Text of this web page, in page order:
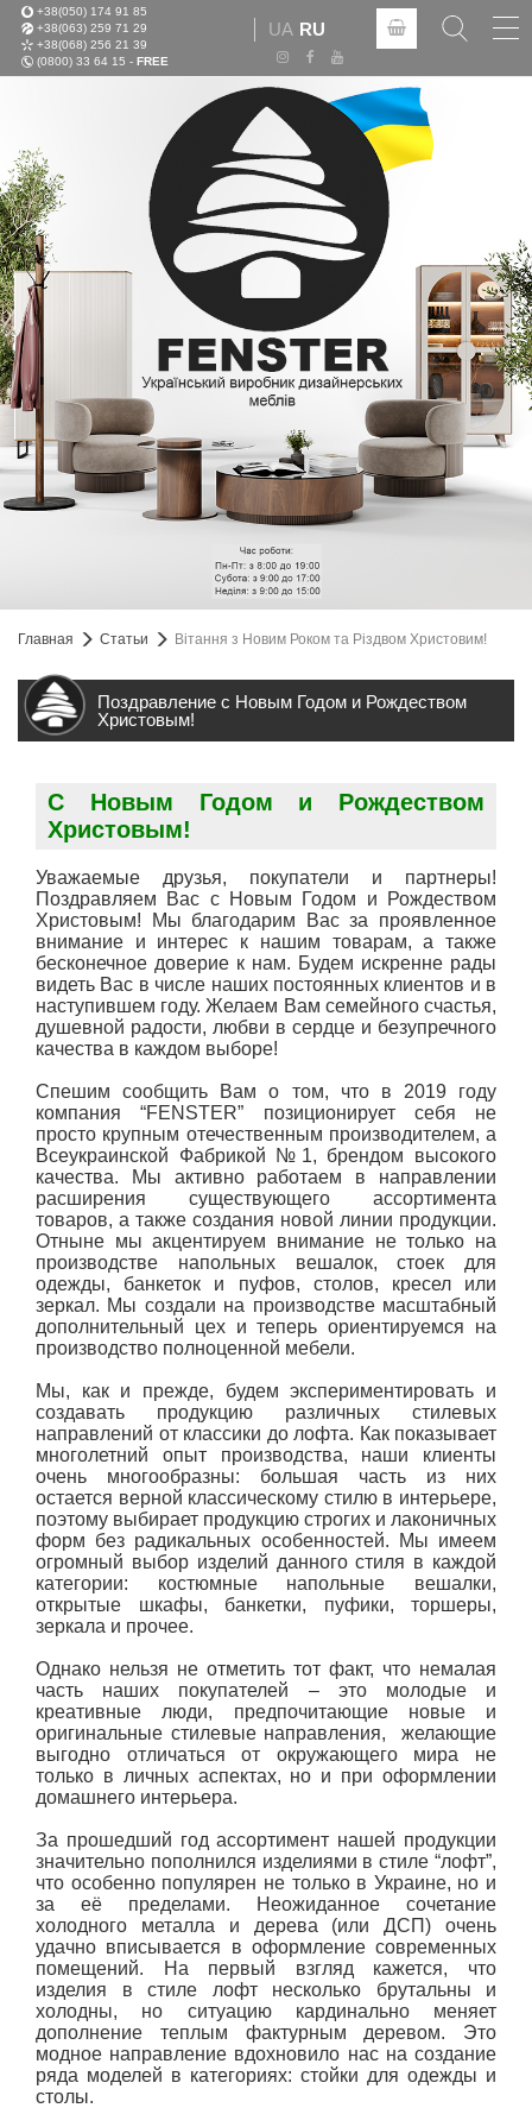
+38(050) 174 91 85
+38(063) 259 71 29
+38(068) 256 21 39
(0800) 33 64 15 - FREE
UA RU
Главная Статьи Вітання з Новим Роком та Різдвом Христовим!
Поздравление с Новым Годом и Рождеством
Христовым!
С Новым Годом и Рождеством
Христовым!
Уважаемые друзья, покупатели и партнеры!
Поздравляем Вас с Новым Годом и Рождеством
Христовым! Мы благодарим Вас за проявленное
внимание и интерес к нашим товарам, а также
бесконечное доверие к нам. Будем искренне рады
видеть Вас в числе наших постоянных клиентов и в
наступившем году. Желаем Вам семейного счастья,
душевной радости, любви в сердце и безупречного
качества в каждом выборе!
Спешим сообщить Вам о том, что в 2019 году
компания “FENSTER” позиционирует себя не
просто крупным отечественным производителем, а
Всеукраинской Фабрикой №1, брендом высокого
качества. Мы активно работаем в направлении
расширения существующего ассортимента
товаров, а также создания новой линии продукции.
Отныне мы акцентируем внимание не только на
производстве напольных вешалок, стоек для
одежды, банкеток и пуфов, столов, кресел или
зеркал. Мы создали на производстве масштабный
дополнительный цех и теперь ориентируемся на
производство полноценной мебели.
Мы, как и прежде, будем экспериментировать и
создавать продукцию различных стилевых
направлений от классики до лофта. Как показывает
многолетний опыт производства, наши клиенты
очень многообразны: большая часть из них
остается верной классическому стилю в интерьере,
поэтому выбирает продукцию строгих и лаконичных
форм без радикальных особенностей. Мы имеем
огромный выбор изделий данного стиля в каждой
категории: костюмные напольные вешалки,
открытые шкафы, банкетки, пуфики, торшеры,
зеркала и прочее.
Однако нельзя не отметить тот факт, что немалая
часть наших покупателей – это молодые и
креативные люди, предпочитающие новые и
оригинальные стилевые направления, желающие
выгодно отличаться от окружающего мира не
только в личных аспектах, но и при оформлении
домашнего интерьера.
За прошедший год ассортимент нашей продукции
значительно пополнился изделиями в стиле “лофт”,
что особенно популярен не только в Украине, но и
за её пределами. Неожиданное сочетание
холодного металла и дерева (или ДСП) очень
удачно вписывается в оформление современных
помещений. На первый взгляд кажется, что
изделия в стиле лофт несколько брутальны и
холодны, но ситуацию кардинально меняет
дополнение теплым фактурным деревом. Это
модное направление вдохновило нас на создание
ряда моделей в категориях: стойки для одежды и
столы.